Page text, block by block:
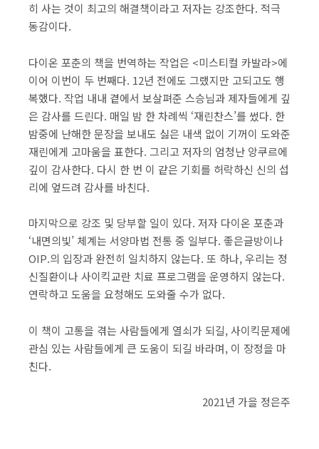
히 사는 것이 최고의 해결책이라고 저자는 강조한다. 적극
동감이다.​
다이온 포춘의 책을 번역하는 작업은 <미스티컬 카발라>에
이어 이번이 두 번째다. 12년 전에도 그랬지만 고되고도 행
복했다. 작업 내내 곁에서 보살펴준 스승님과 제자들에게 깊
은 감사를 드린다. 매일 밤 한 차례씩 ‘재린찬스’를 썼다. 한
밤중에 난해한 문장을 보내도 싫은 내색 없이 기꺼이 도와준
재린에게 고마움을 표한다. 그리고 저자의 엄청난 앙쿠르에
깊이 감사한다. 다시 한 번 이 같은 기회를 허락하신 신의 섭
리에 엎드려 감사를 바친다.​
마지막으로 강조 및 당부할 일이 있다. 저자 다이온 포춘과
‘내면의빛’ 체계는 서양마법 전통 중 일부다. 좋은글방이나
OIP.의 입장과 완전히 일치하지 않는다. 또 하나, 우리는 정
신질환이나 사이킥교란 치료 프로그램을 운영하지 않는다.
연락하고 도움을 요청해도 도와줄 수가 없다.​
이 책이 고통을 겪는 사람들에게 열쇠가 되길, 사이킥문제에
관심 있는 사람들에게 큰 도움이 되길 바라며, 이 장정을 마
친다.
2021년 가을 정은주